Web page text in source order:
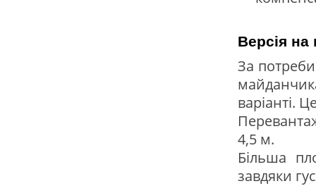
Версія на
За
варіанті.
4,5 м.
Більша
завдяки